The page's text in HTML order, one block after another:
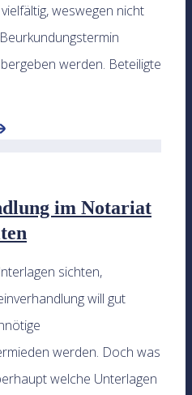
weswegen nicht
werden. Beteiligte
im Notariat
sichten,
will gut
werden. Doch was
welche Unterlagen